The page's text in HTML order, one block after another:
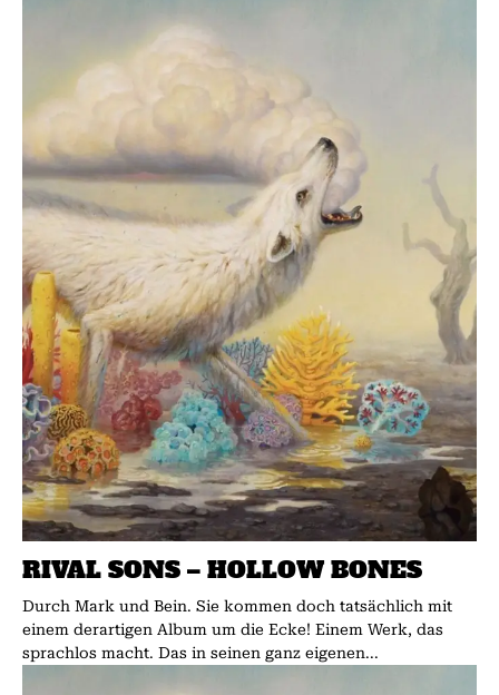
RIVAL SONS – HOLLOW BONES
Durch Mark und Bein. Sie kommen doch tatsächlich mit
einem derartigen Album um die Ecke! Einem Werk, das
sprachlos macht. Das in seinen ganz eigenen...